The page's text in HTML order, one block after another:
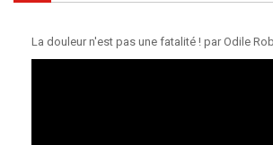
La douleur n'est pas une fatalité ! par Odile